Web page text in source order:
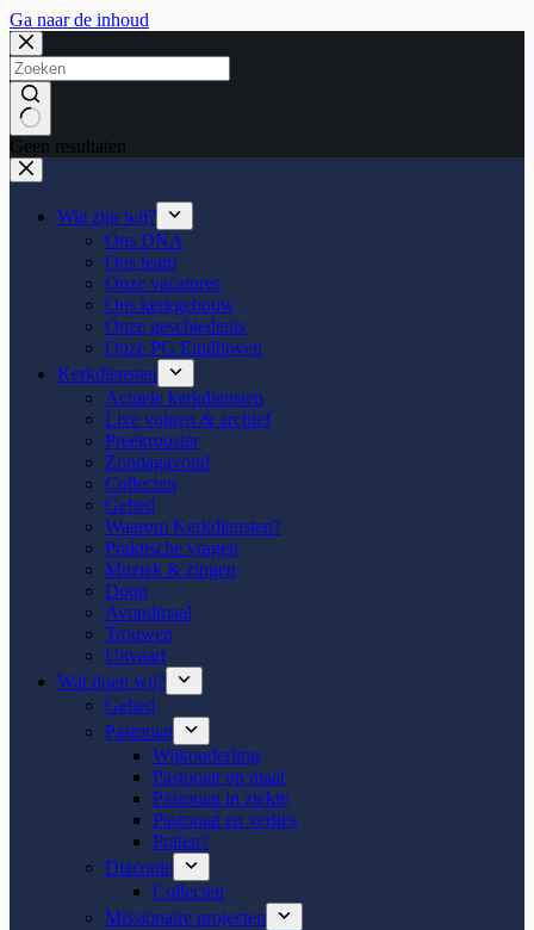
Ga naar de inhoud
Geen resultaten
Wie zijn wij?
Ons DNA
Ons team
Onze vacatures
Ons kerkgebouw
Onze geschiedenis
Onze PG Eindhoven
Kerkdiensten
Actuele kerkdiensten
Live volgen & archief
Preekrooster
Zondagavond
Collecten
Gebed
Waarom Kerkdiensten?
Praktische vragen
Muziek & zingen
Doop
Avondmaal
Trouwen
Uitvaart
Wat doen wij?
Gebed
Pastoraat
Wijkouderling
Pastoraat op maat
Pastoraat in ziekte
Pastoraat en verlies
Praten?
Diaconie
Collecten
Missionaire projecten